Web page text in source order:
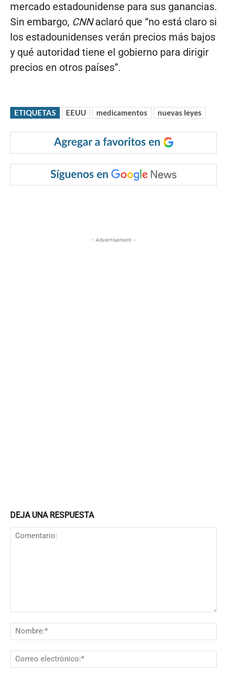
mercado estadounidense para sus ganancias.
Sin embargo, CNNaclaró que “no está claro si
los estadounidenses verán precios más bajos
y qué autoridad tiene el gobierno para dirigir
precios en otros países”.
ETIQUETAS EEUU medicamentos nuevas leyes
- Advertisement -
DEJA UNA RESPUESTA